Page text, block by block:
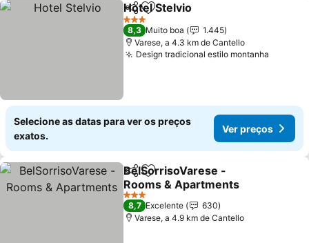
PartilharAdicionar aos favoritos
Hotel Stelvio
3 Estrelas
8,3 Muito boa
1.445
Varese, a 4.3 km de Cantello
Design tradicional estilo montanha
Selecione as datas para ver os preços
exatos.
Ver preços
PartilharAdicionar aos favoritos
BelSorrisoVarese -
Rooms & Apartments
3 Estrelas
8,7 Excelente
630
Varese, a 4.9 km de Cantello